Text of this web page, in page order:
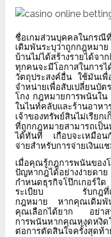
ชื่อเกมส่วนบุคคลในกรณี
เดิมพันระบุว่าถูกกฎหมาย
บ้านไม่ได้สร้างรายได้จา
ทุกคนจะมีโอกาสในการไ
วัตถุประสงค์อื่น
ใช้มันเพื่
จำหน่ายเพื่อสับเปลี่ยนบั
โกง กฎหมายการพนันใน
ในไนท์คลับและร้านอาหา
เจ้าของทรัพย์สินไม่เรียก
ที่ถูกกฎหมายสามารถเป็น
ได้ทันที
เกือบจะเหมือน
จ่ายสำหรับการจ่ายเงินแ
เมื่อคุณรู้กฎการพนันของ
ปัญหากฎได้อย่างง่ายดาย
กำหนดธุรกิจโป๊กเกอร์ใด
ระเบียบ
รับกฎที่
กฎหมาย
หากคุณเดิมพั
คุณเลือกได้ยาก
อย่า
การพนันหากคุณหงุดหงิด
ต่อการตัดสินใจครั้งสุดท้